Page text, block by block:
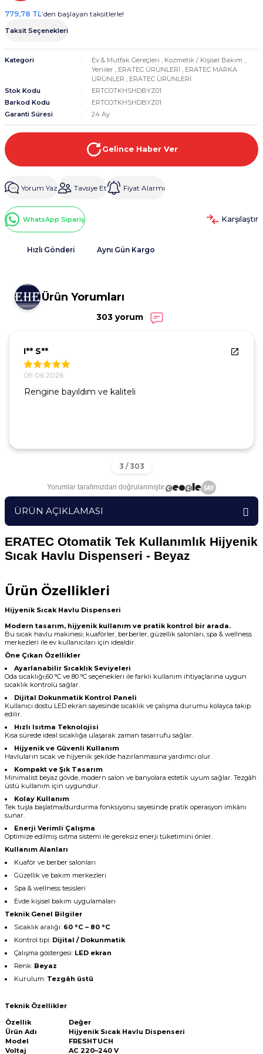
779,78 TL’den başlayan taksitlerle!
Taksit Seçenekleri
Kategori Ev & Mutfak Gereçleri , Kozmetik / Kişisel Bakım ,
Yeniler , ERATEC ÜRÜNLERİ , ERATEC MARKA
ÜRÜNLER , ERATEC ÜRÜNLERİ
Stok Kodu
ERTCOTKHSHDBYZ01
Barkod Kodu
ERTCOTKHSHDBYZ01
Garanti Süresi
24 Ay
Gelince Haber Ver
Yorum Yaz Tavsiye Et Fiyat Alarmı
WhatsApp Sipariş Karşılaştır
Hızlı Gönderi Aynı Gün Kargo
Ürün Yorumları
303 yorum
I** S**
09.06.2026
Rengine bayıldım ve kaliteli
Yorumlar tarafımızdan doğrulanmıştır.
ÜRÜN AÇIKLAMASI
ERATEC Otomatik Tek Kullanımlık Hijyenik
Sıcak Havlu Dispenseri - Beyaz
Ürün Özellikleri
Hijyenik Sıcak Havlu Dispenseri
Modern tasarım, hijyenik kullanım ve pratik kontrol bir arada.
Bu sıcak havlu makinesi; kuaförler, berberler, güzellik salonları, spa & wellness
merkezleri ile ev kullanıcıları için idealdir.
Öne Çıkan Özellikler
Ayarlanabilir Sıcaklık Seviyeleri
Oda sıcaklığı,60 °C ve 80 °C seçenekleri ile farklı kullanım ihtiyaçlarına uygun
sıcaklık kontrolü sağlar.
Dijital Dokunmatik Kontrol Paneli
Kullanıcı dostu LED ekran sayesinde sıcaklık ve çalışma durumu kolayca takip
edilir.
Hızlı Isıtma Teknolojisi
Kısa sürede ideal sıcaklığa ulaşarak zaman tasarrufu sağlar.
Hijyenik ve Güvenli Kullanım
Havluların sıcak ve hijyenik şekilde hazırlanmasına yardımcı olur.
Kompakt ve Şık Tasarım
Minimalist beyaz gövde, modern salon ve banyolara estetik uyum sağlar. Tezgâh
üstü kullanım için uygundur.
Kolay Kullanım
Tek tuşla başlatma/durdurma fonksiyonu sayesinde pratik operasyon imkânı
sunar.
Enerji Verimli Çalışma
Optimize edilmiş ısıtma sistemi ile gereksiz enerji tüketimini önler.
Kullanım Alanları
Kuaför ve berber salonları
Güzellik ve bakım merkezleri
Spa & wellness tesisleri
Evde kişisel bakım uygulamaları
Teknik Genel Bilgiler
Sıcaklık aralığı: 60 °C – 80 °C
Kontrol tipi: Dijital / Dokunmatik
Çalışma göstergesi: LED ekran
Renk: Beyaz
Kurulum: Tezgâh üstü
Teknik Özellikler
Özellik
Değer
Ürün Adı
Hijyenik Sıcak Havlu Dispenseri
Model
FRESHTUCH
Voltaj
AC 220–240 V